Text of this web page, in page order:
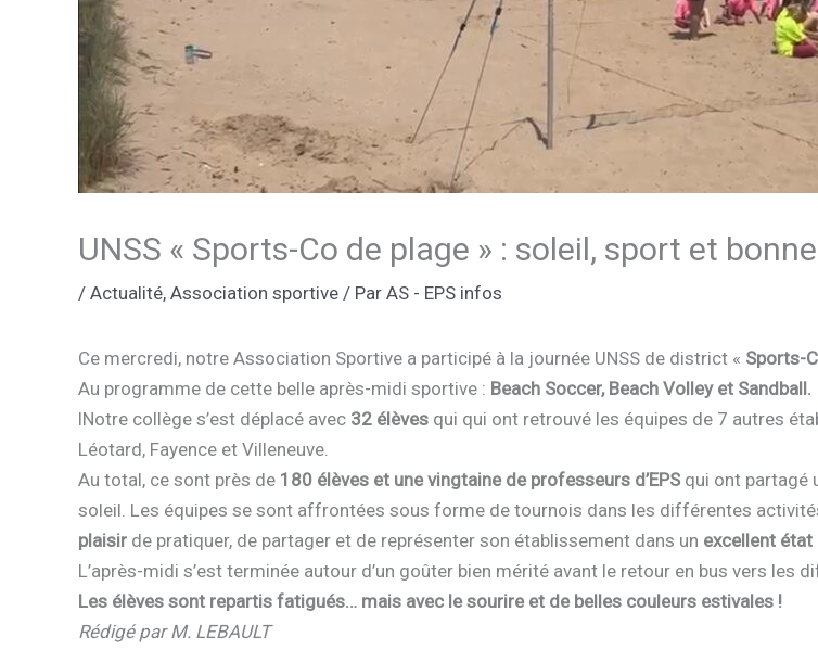
UNSS « Sports-Co de plage » : soleil, sport et
/ Actualité, Association sportive / Par AS - EPS infos
Ce mercredi, notre Association Sportive a participé à la journée UNSS de district « Sports-
Au programme de cette belle après-midi sportive : Beach Soccer, Beach Volley et Sandball.
lNotre collège s’est déplacé avec 32 élèves qui qui ont retrouvé les équipes de 7 autres
Léotard, Fayence et Villeneuve.
Au total, ce sont près de 180 élèves et une vingtaine de professeurs d’EPS qui ont partagé
soleil. Les équipes se sont affrontées sous forme de tournois dans les différentes
plaisir de pratiquer, de partager et de représenter son établissement dans un excellent état
L’après-midi s’est terminée autour d’un goûter bien mérité avant le retour en bus vers les
Les élèves sont repartis fatigués… mais avec le sourire et de belles couleurs estivales !
Rédigé par M. LEBAULT